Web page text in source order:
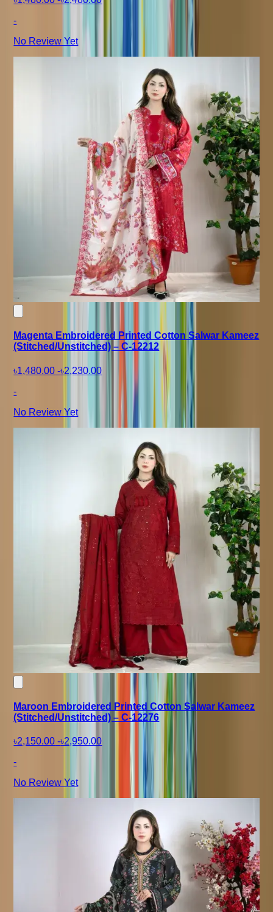
-
No Review Yet
Magenta Embroidered Printed Cotton Salwar Kameez
(Stitched/Unstitched) – C-12212
৳1,480.00 -৳2,230.00
-
No Review Yet
Maroon Embroidered Printed Cotton Salwar Kameez
(Stitched/Unstitched) – C-12276
৳2,150.00 -৳2,950.00
-
No Review Yet